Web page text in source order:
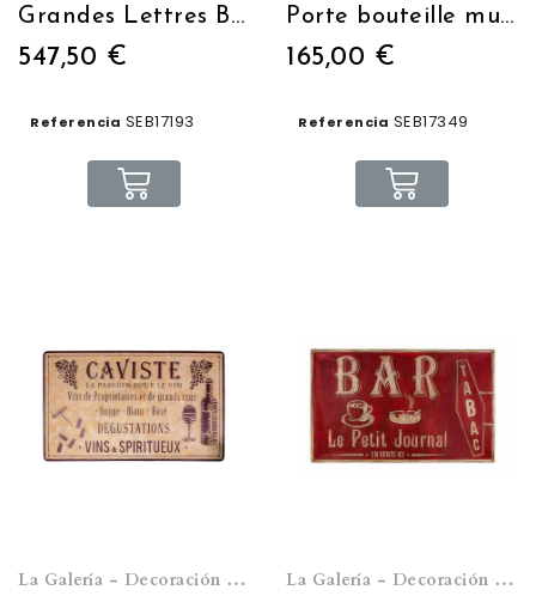
Grandes Lettres BAR H: 100 cm
547,50 €
Referencia SEB17193
Porte bouteille mural
165,00 €
Referencia SEB17349
La Galería - Decoración de pared La Galería - Decoración de pared